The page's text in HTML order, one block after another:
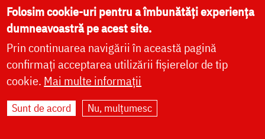
încinge.
19. Aceasta să fie răsplata celor ce mă
clevetesc pe mine înaintea Domnului și
grăiesc rele împotriva sufletului meu.
20. Dar Tu, Doamne, fă cu mine milă,
Folosim cookie-uri pentru a îmbunătăți experiența
dumneavoastră pe acest site.
Prin continuarea navigării în această pagină
confirmați acceptarea utilizării fișierelor de tip
cookie. Mai multe informații
Sunt de acord Nu, mulțumesc